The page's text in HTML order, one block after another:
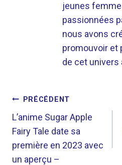
jeunes
passionnées
nous avons
promouvoir et
de cet univers
DE
L’ARTICLE
PRÉCÉDENT
L’anime Sugar Apple
Fairy Tale date sa
première en 2023 avec
un aperçu –